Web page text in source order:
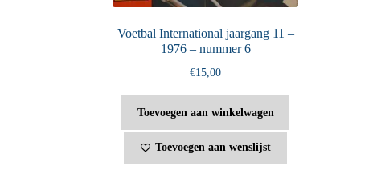
Voetbal International jaargang 11 –
1976 – nummer 6
€15,00
Toevoegen aan winkelwagen
Toevoegen aan wenslijst